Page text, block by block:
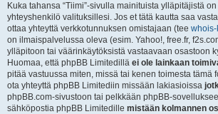
Kuka tahansa “Tiimi”-sivulla mainituista ylläpitäjistä
yhteyshenkilö valituksillesi. Jos et tätä kautta saa
ottaa yhteyttä verkkotunnuksen omistajaan (tee
on ilmaispalvelussa oleva (esim. Yahoo!, free.fr,
ylläpitoon tai väärinkäytöksistä vastaavaan osastoon
Huomaa, että phpBB Limitedillä ei ole lainkaan
pitää vastuussa miten, missä tai kenen toimesta tämä
ota yhteyttä phpBB Limitediin missään lakiasioissa
phpBB.com-sivustoon tai pelkkään phpBB-
sähköpostia phpBB Limitedille mistään kolmannen